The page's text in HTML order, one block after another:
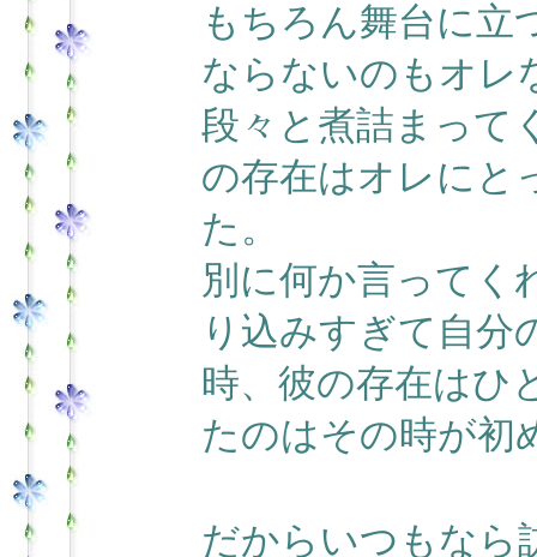
もちろん舞台に立
ならないのもオレ
段々と煮詰まって
の存在はオレにと
た。
別に何か言ってく
り込みすぎて自分
時、彼の存在はひ
たのはその時が初
だからいつもなら